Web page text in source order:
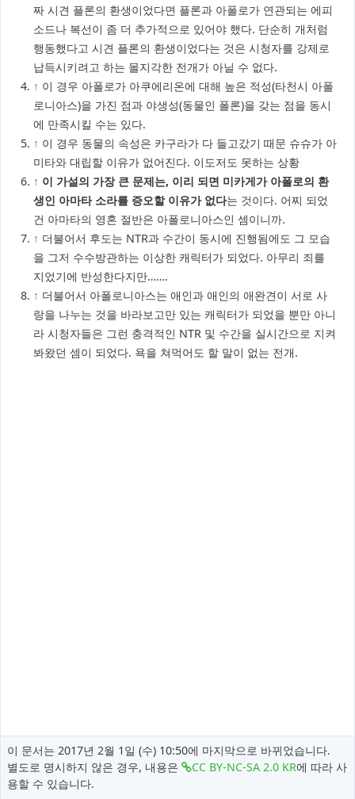
짜 시견 플론의 환생이었다면 플론과 아폴로가 연관되는 에피
소드나 복선이 좀 더 추가적으로 있어야 했다. 단순히 개처럼
행동했다고 시견 플론의 환생이었다는 것은 시청자를 강제로
납득시키려고 하는 몰지각한 전개가 아닐 수 없다.
↑ 이 경우 아폴로가 아쿠에리온에 대해 높은 적성(타천시 아폴
로니아스)을 가진 점과 야생성(동물인 폴론)을 갖는 점을 동시
에 만족시킬 수는 있다.
↑ 이 경우 동물의 속성은 카구라가 다 들고갔기 때문 슈슈가 아
미타와 대립할 이유가 없어진다. 이도저도 못하는 상황
↑ 이 가설의 가장 큰 문제는, 이리 되면 미카게가 아폴로의 환
생인 아마타 소라를 증오할 이유가 없다는 것이다. 어찌 되었
건 아마타의 영혼 절반은 아폴로니아스인 셈이니까.
↑ 더불어서 후도는 NTR과 수간이 동시에 진행됨에도 그 모습
을 그저 수수방관하는 이상한 캐릭터가 되었다. 아무리 죄를
지었기에 반성한다지만…….
↑ 더불어서 아폴로니아스는 애인과 애인의 애완견이 서로 사
랑을 나누는 것을 바라보고만 있는 캐릭터가 되었을 뿐만 아니
라 시청자들은 그런 충격적인 NTR 및 수간을 실시간으로 지켜
봐왔던 셈이 되었다. 욕을 쳐먹어도 할 말이 없는 전개.
이 문서는 2017년 2월 1일 (수) 10:50에 마지막으로 바뀌었습니다.
별도로 명시하지 않은 경우, 내용은
CC BY-NC-SA 2.0 KR에 따라 사
용할 수 있습니다.